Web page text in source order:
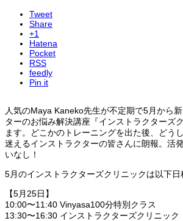
Tweet
Share
+1
Hatena
Pocket
RSS
feedly
Pin it
人気のMaya Kaneko先生が不定期で5月から
ターのお悩み解決講座『インストラクターズ
ます。どこかのトレーニングを出た後、どう
迷えるインストラクターの皆さんに朗報。活
いなし！
5月のインストラクターズクリニックは以下日
【5月25日】
10:00〜11:40 Vinyasa100分特別クラス
13:30〜16:30 インストラクターズクリニック